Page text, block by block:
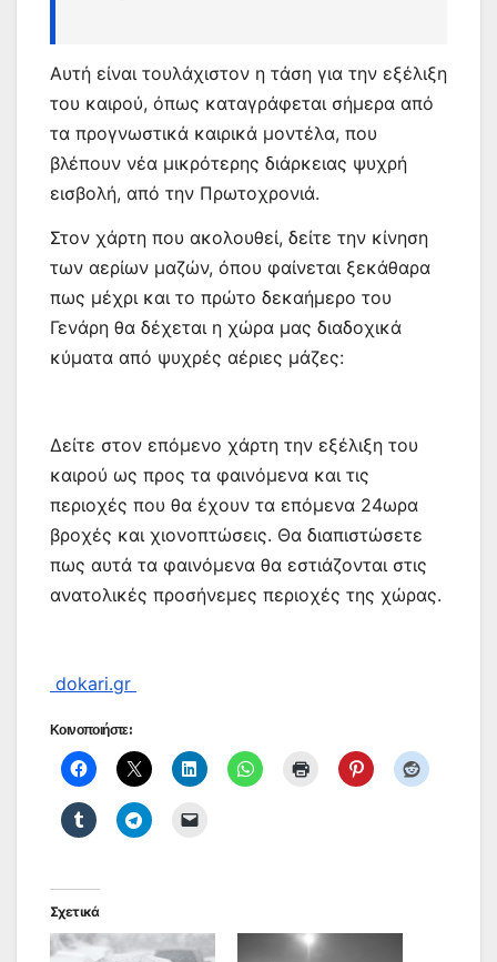
Αυτή είναι τουλάχιστον η τάση για την εξέλιξη
του καιρού, όπως καταγράφεται σήμερα από
τα προγνωστικά καιρικά μοντέλα, που
βλέπουν νέα μικρότερης διάρκειας ψυχρή
εισβολή, από την Πρωτοχρονιά.
Στον χάρτη που ακολουθεί, δείτε την κίνηση
των αερίων μαζών, όπου φαίνεται ξεκάθαρα
πως μέχρι και το πρώτο δεκαήμερο του
Γενάρη θα δέχεται η χώρα μας διαδοχικά
κύματα από ψυχρές αέριες μάζες:
Δείτε στον επόμενο χάρτη την εξέλιξη του
καιρού ως προς τα φαινόμενα και τις
περιοχές που θα έχουν τα επόμενα 24ωρα
βροχές και χιονοπτώσεις. Θα διαπιστώσετε
πως αυτά τα φαινόμενα θα εστιάζονται στις
ανατολικές προσήνεμες περιοχές της χώρας.
dokari.gr
Κοινοποιήστε:
Σχετικά